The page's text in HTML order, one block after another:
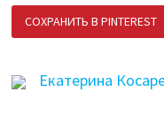
СОХРАНИТЬ В PINTEREST
Екатерина